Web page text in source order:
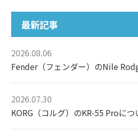
最新記事
2026.08.06
2026.07.30